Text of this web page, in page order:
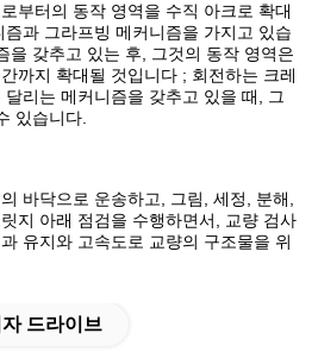
부터의 동작 영역을 수직 아크로 확대
과 그라프빙 메커니즘을 가지고 있습
을 갖추고 있는 후, 그것의 동작 영역은
까지 확대될 것입니다 ; 회전하는 크레
리는 메커니즘을 갖추고 있을 때, 그
있습니다.
바닥으로 운송하고, 그림, 세정, 분해,
지 아래 점검을 수행하면서, 교량 검사
유지와 고속도로 교량의 구조물을 위
드라이브